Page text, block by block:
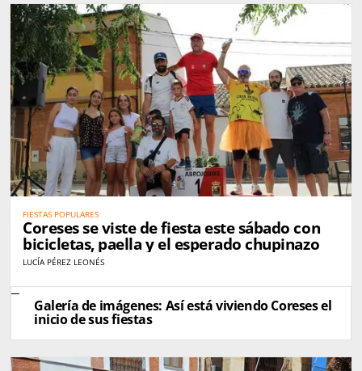
FIESTAS POPULARES
Coreses se viste de fiesta este sábado con
bicicletas, paella y el esperado chupinazo
LUCÍA PÉREZ LEONÉS
Galería de imágenes: Así está viviendo Coreses el
inicio de sus fiestas